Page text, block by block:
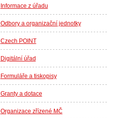
Informace z úřadu
Odbory a organizační jednotky
Czech POINT
Digitální úřad
Formuláře a tiskopisy
Granty a dotace
Organizace zřízené MČ